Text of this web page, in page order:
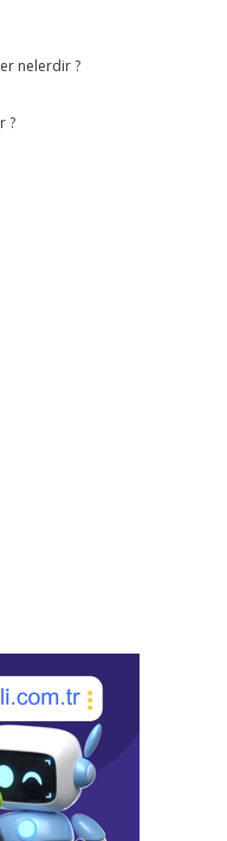
nelerdir ?
?